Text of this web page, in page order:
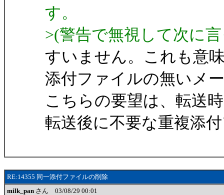
す。
>(警告で無視して次に
すいません。これも意
添付ファイルの無いメ
こちらの要望は、転送
転送後に不要な重複添
RE:14355 同一添付ファイルの削除
milk_pan さん 03/08/29 00:01